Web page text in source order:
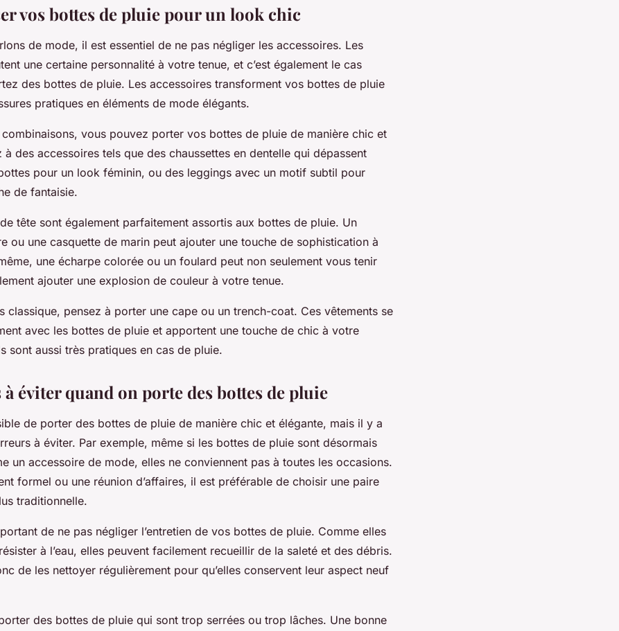
vos bottes de pluie pour un look chic
de mode, il est essentiel de ne pas négliger les accessoires. Les
une certaine personnalité à votre tenue, et c’est également le cas
des bottes de pluie. Les accessoires transforment vos bottes de pluie
pratiques en éléments de mode élégants.
vous pouvez porter vos bottes de pluie de manière chic et
à des accessoires tels que des chaussettes en dentelle qui dépassent
pour un look féminin, ou des leggings avec un motif subtil pour
de fantaisie.
tête sont également parfaitement assortis aux bottes de pluie. Un
ou une casquette de marin peut ajouter une touche de sophistication à
une écharpe colorée ou un foulard peut non seulement vous tenir
ajouter une explosion de couleur à votre tenue.
classique, pensez à porter une cape ou un trench-coat. Ces vêtements se
avec les bottes de pluie et apportent une touche de chic à votre
sont aussi très pratiques en cas de pluie.
éviter quand on porte des bottes de pluie
de porter des bottes de pluie de manière chic et élégante, mais il y a
à éviter. Par exemple, même si les bottes de pluie sont désormais
un accessoire de mode, elles ne conviennent pas à toutes les occasions.
formel ou une réunion d’affaires, il est préférable de choisir une paire
traditionnelle.
de ne pas négliger l’entretien de vos bottes de pluie. Comme elles
à l’eau, elles peuvent facilement recueillir de la saleté et des débris.
de les nettoyer régulièrement pour qu’elles conservent leur aspect neuf
des bottes de pluie qui sont trop serrées ou trop lâches. Une bonne